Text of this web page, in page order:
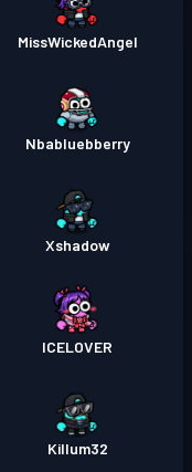
MissWickedAngel
Nbabluebberry
Xshadow
ICELOVER
Killum32